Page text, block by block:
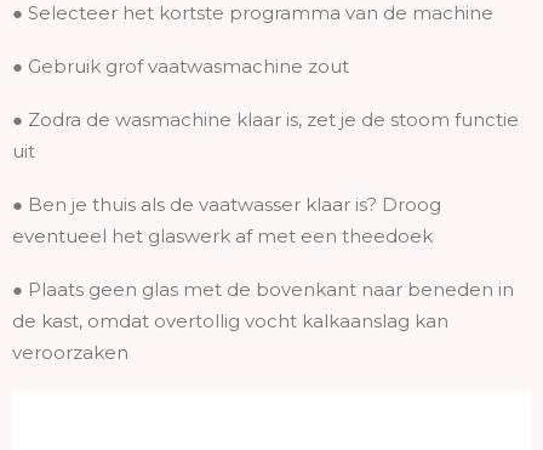
● Selecteer het kortste programma van de machine
● Gebruik grof vaatwasmachine zout
● Zodra de wasmachine klaar is, zet je de stoom functie
uit
● Ben je thuis als de vaatwasser klaar is? Droog
eventueel het glaswerk af met een theedoek
● Plaats geen glas met de bovenkant naar beneden in
de kast, omdat overtollig vocht kalkaanslag kan
veroorzaken